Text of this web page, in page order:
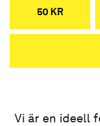
50 KR
Vi är en ideell